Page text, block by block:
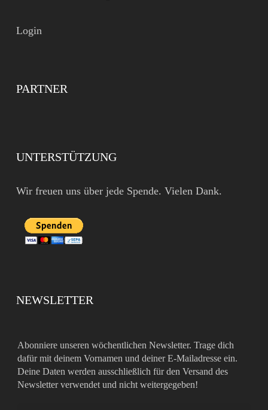
Login
PARTNER
UNTERSTÜTZUNG
Wir freuen uns über jede Spende. Vielen Dank.
NEWSLETTER
Abonniere unseren wöchentlichen Newsletter. Trage dich
dafür mit deinem Vornamen und deiner E-Mailadresse ein.
Deine Daten werden ausschließlich für den Versand des
Newsletter verwendet und nicht weitergegeben!